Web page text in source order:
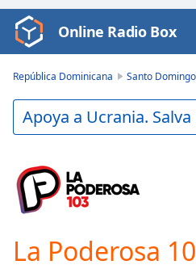
Video
Player
Play
Video
Backward
Skip
Forward
Current
Time0:00
Online Radio Box
República Dominicana Santo Domingo
Apoya a Ucrania.
La Poderosa